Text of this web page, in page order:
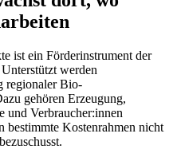
ist ein Förderinstrument der
werden
regionaler Bio-
gehören Erzeugung,
und Verbraucher:innen
bestimmte Kostenrahmen nicht